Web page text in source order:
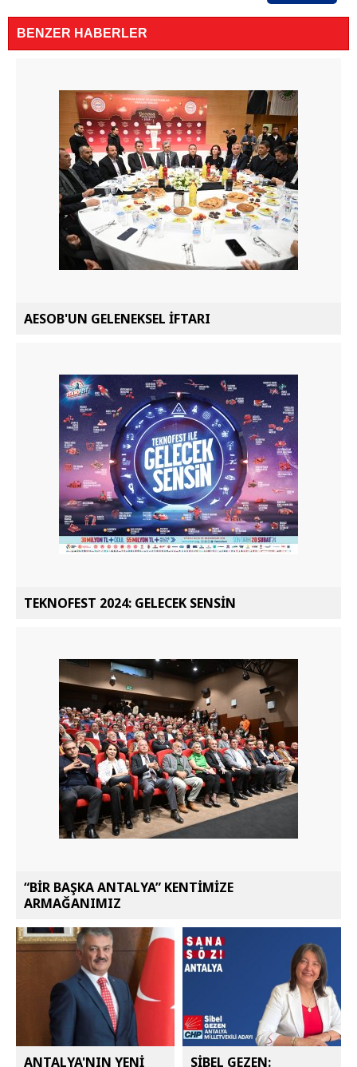
BENZER HABERLER
AESOB'UN GELENEKSEL İFTARI
TEKNOFEST 2024: GELECEK SENSİN
“BİR BAŞKA ANTALYA” KENTİMİZE
ARMAĞANIMIZ
ANTALYA'NIN YENİ SİBEL GEZEN: